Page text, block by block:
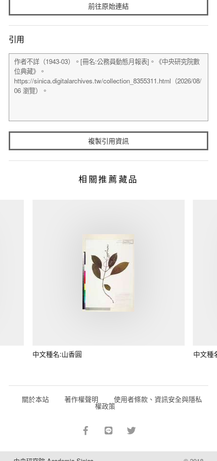
前往原始連結
引用
複製引用資訊
相關推薦藏品
中文種名:山香圓 中文種
關於本站 著作權聲明 使用者條款、資訊安全與隱私
權政策